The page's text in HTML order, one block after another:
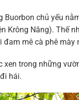
Buorbon chủ yếu
Krông Năng). Thế
mê cà phê mày
xen trong những
hái.